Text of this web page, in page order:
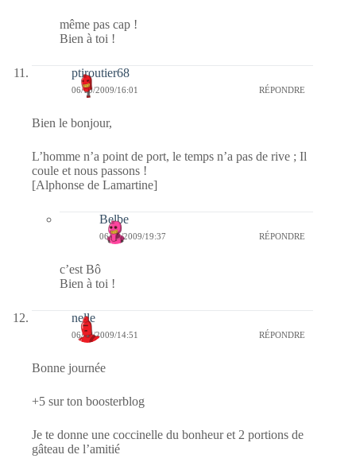
même pas cap !
Bien à toi !
ptiroutier68
06/10/2009/16:01 RÉPONDRE
Bien le bonjour,
L’homme n’a point de port, le temps n’a pas de rive ; Il
coule et nous passons !
[Alphonse de Lamartine]
Belbe
06/10/2009/19:37 RÉPONDRE
c’est Bô
Bien à toi !
nelle
06/10/2009/14:51 RÉPONDRE
Bonne journée
+5 sur ton boosterblog
Je te donne une coccinelle du bonheur et 2 portions de
gâteau de l’amitié